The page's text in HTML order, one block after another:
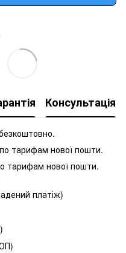
Консультація
тарифам нової пошти.
тарифам нової пошти.
платіж)